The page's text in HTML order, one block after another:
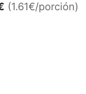
(1.61€/porción)